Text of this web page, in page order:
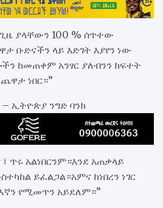
ያላቸውን 100 % ሰጥተው
ቡድናችን ላይ እድገት እያየን ነው
ከመጠቀም አንፃር ያለብንን ክፍተት
ነበር።”
ኢትዮጵያ ንግድ ባንክ
አልነበርንም።እንደ አጠቃላይ
ይፈልጋል።አምና ከነበረን ነገር
የሚመጥን አይደለም።”